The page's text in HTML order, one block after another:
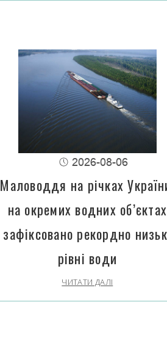
2026-08-06
Маловоддя на річках
на окремих водних об’єктах
зафіксовано рекордно
рівні води
ЧИТАТИ ДАЛІ